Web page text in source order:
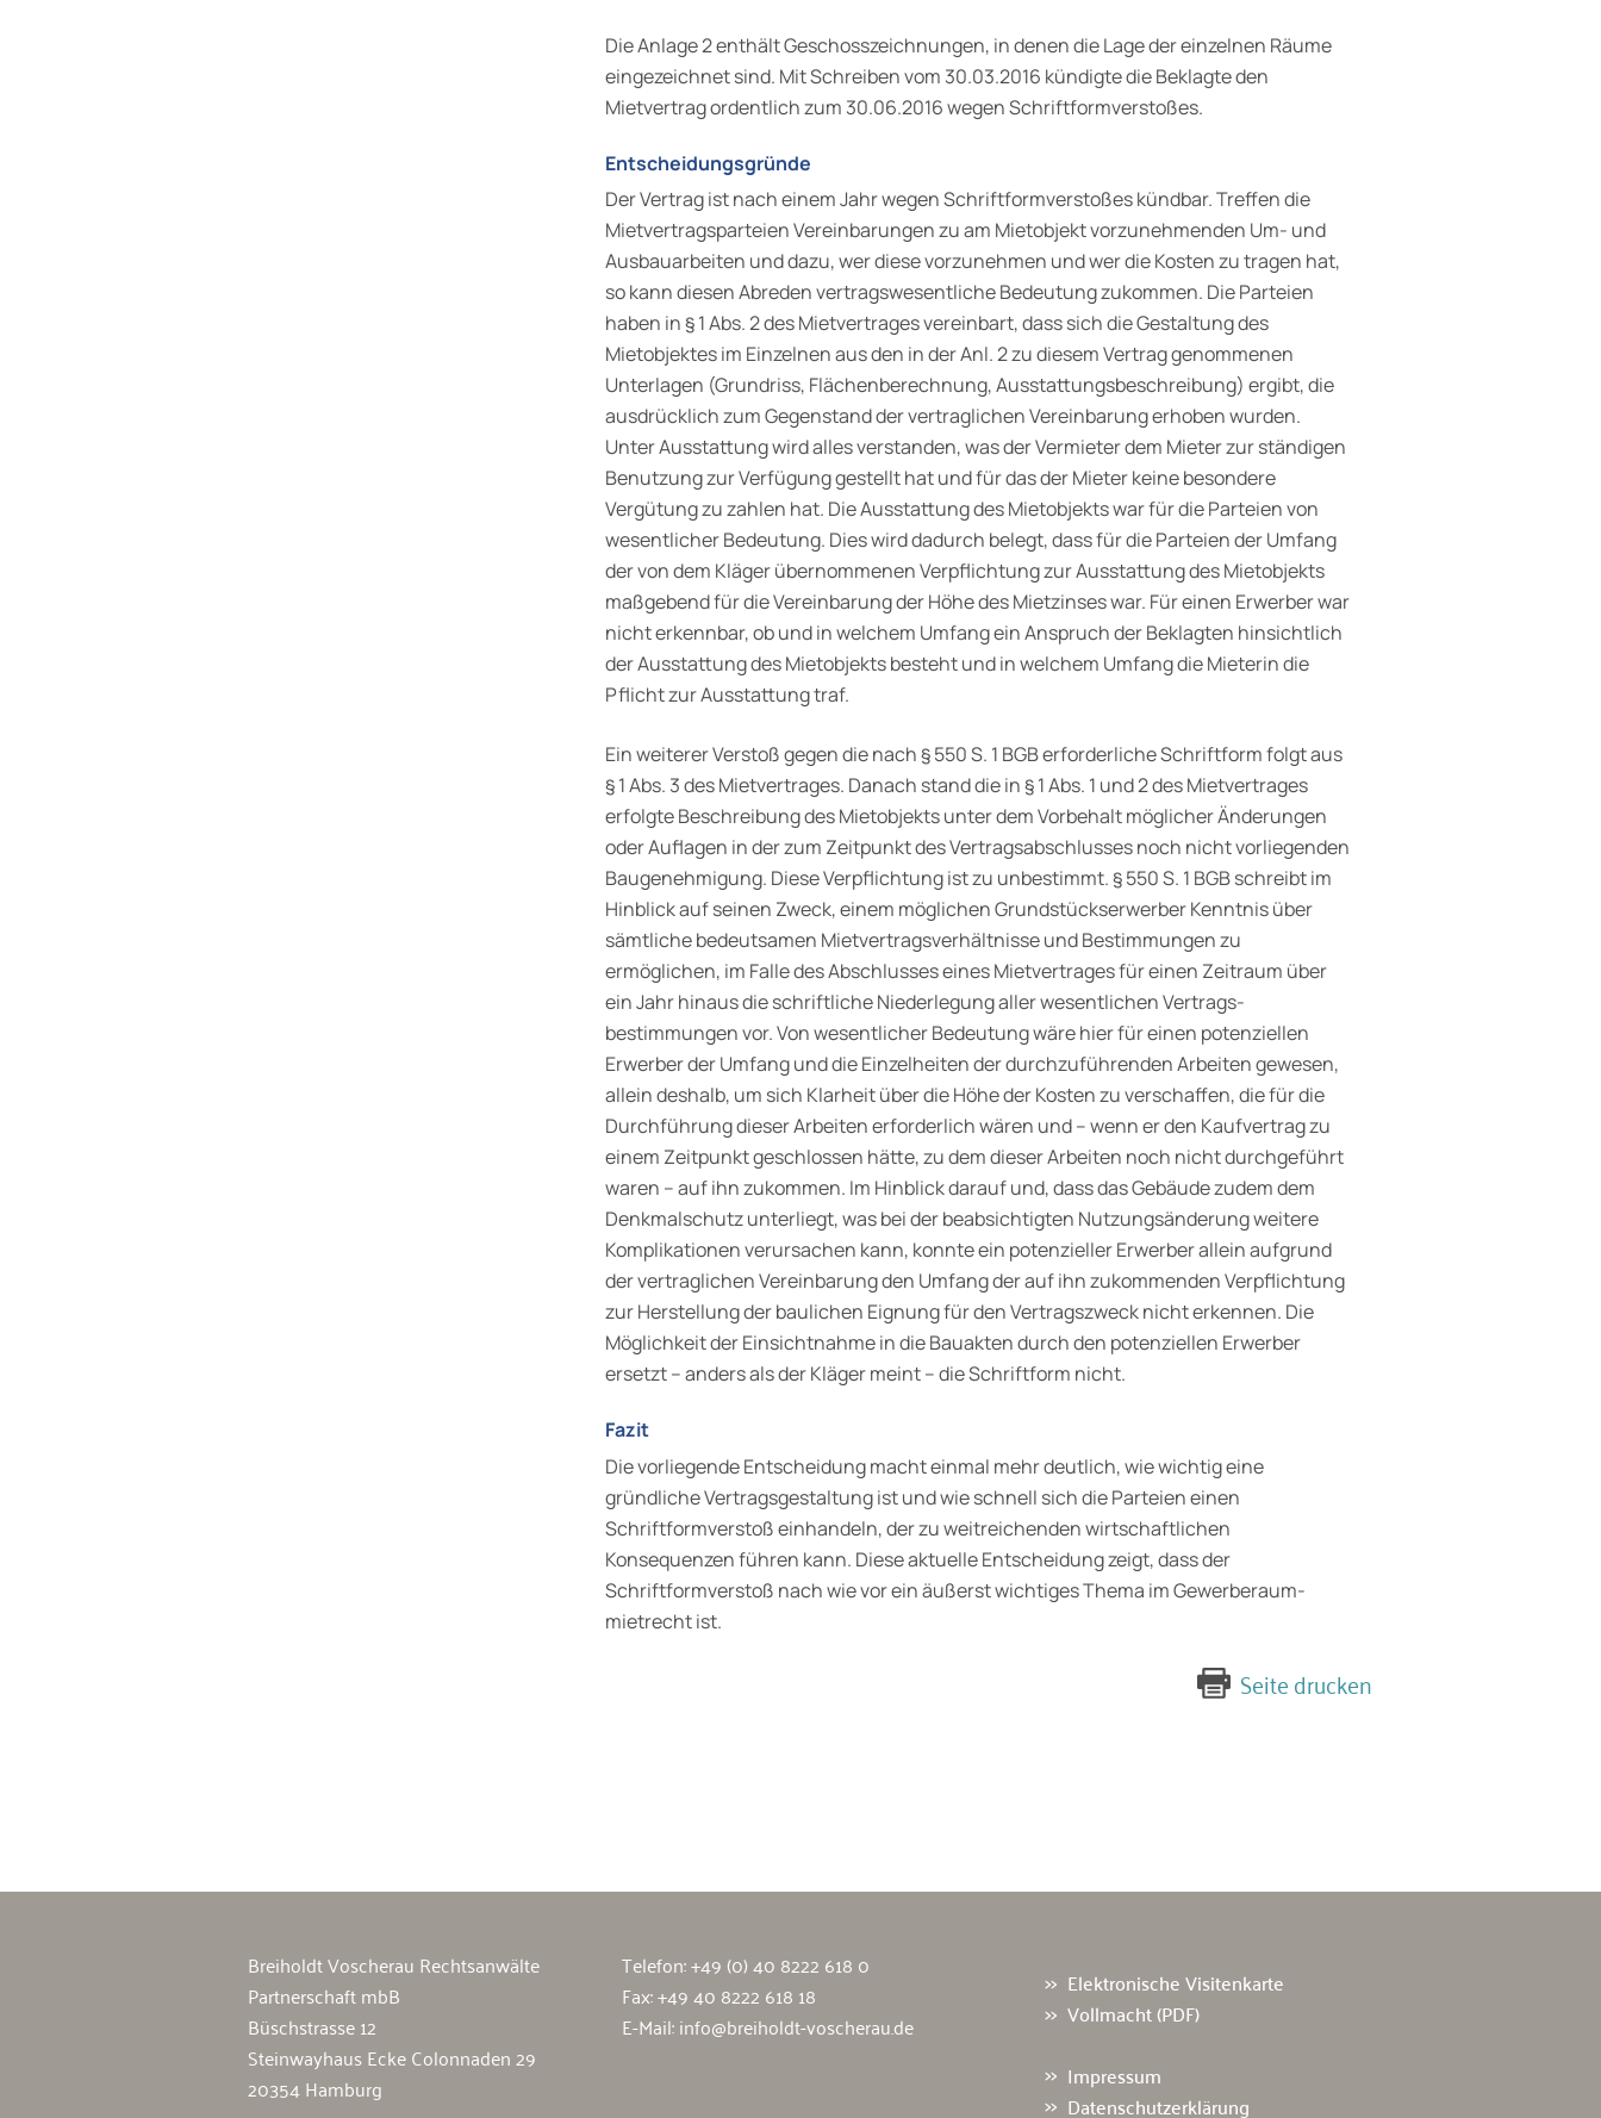
Die Anlage 2 enthält Geschosszeichnungen, in denen die Lage der einzelnen Räume
eingezeich­net sind. Mit Schreiben vom 30.03.2016 kündigte die Beklagte den
Mietvertrag ordentlich zum 30.06.2016 wegen Schriftformverstoßes.
Entscheidungsgründe
Der Vertrag ist nach einem Jahr wegen Schriftformverstoßes kündbar. Treffen die
Mietvertrags­parteien Vereinbarungen zu am Mietobjekt vorzunehmenden Um- und
Ausbauarbeiten und dazu, wer diese vorzunehmen und wer die Kosten zu tragen hat,
so kann diesen Abreden ver­tragswesentliche Bedeutung zukommen. Die Parteien
haben in § 1 Abs. 2 des Mietvertrages vereinbart, dass sich die Gestaltung des
Mietobjektes im Einzelnen aus den in der Anl. 2 zu diesem Vertrag genommenen
Unterlagen (Grundriss, Flächenberechnung, Ausstattungsbe­schreibung) ergibt, die
ausdrücklich zum Gegenstand der vertraglichen Vereinbarung erhoben wurden.
Unter Ausstattung wird alles verstanden, was der Vermieter dem Mieter zur ständigen
Benutzung zur Verfügung gestellt hat und für das der Mieter keine besondere
Vergütung zu zahlen hat. Die Ausstattung des Mietobjekts war für die Parteien von
wesentlicher Bedeutung. Dies wird dadurch belegt, dass für die Parteien der Umfang
der von dem Kläger übernommenen Verpflichtung zur Ausstattung des Mietobjekts
maßgebend für die Vereinbarung der Höhe des Mietzinses war. Für einen Erwerber war
nicht erkennbar, ob und in welchem Umfang ein Anspruch der Beklagten hinsichtlich
der Ausstattung des Mietobjekts besteht und in welchem Umfang die Mieterin die
Pflicht zur Ausstattung traf.
Ein weiterer Verstoß gegen die nach § 550 S. 1 BGB erforderliche Schriftform folgt aus
§ 1 Abs. 3 des Mietvertrages. Danach stand die in § 1 Abs. 1 und 2 des Mietvertrages
erfolgte Beschreibung des Mietobjekts unter dem Vorbehalt möglicher Änderungen
oder Auflagen in der zum Zeitpunkt des Vertragsabschlusses noch nicht vorliegenden
Baugenehmigung. Diese Ver­pflichtung ist zu unbestimmt. § 550 S. 1 BGB schreibt im
Hinblick auf seinen Zweck, einem möglichen Grundstückserwerber Kenntnis über
sämtliche bedeutsamen Mietvertragsverhält­nisse und Bestimmungen zu
ermöglichen, im Falle des Abschlusses eines Mietvertrages für einen Zeitraum über
ein Jahr hinaus die schriftliche Niederlegung aller wesentlichen Vertrags­
bestimmungen vor. Von wesentlicher Bedeutung wäre hier für einen potenziellen
Erwerber der Umfang und die Einzelheiten der durchzuführenden Arbeiten gewesen,
allein deshalb, um sich Klarheit über die Höhe der Kosten zu verschaffen, die für die
Durchführung dieser Arbeiten erforderlich wären und – wenn er den Kaufvertrag zu
einem Zeitpunkt geschlossen hätte, zu dem dieser Arbeiten noch nicht durchgeführt
waren – auf ihn zukommen. Im Hinblick darauf und, dass das Gebäude zudem dem
Denkmalschutz unterliegt, was bei der beabsichtigten Nutzungsänderung weitere
Komplikationen verursachen kann, konnte ein potenzieller Erwerber allein aufgrund
der vertraglichen Vereinbarung den Umfang der auf ihn zukommenden Ver­pflichtung
zur Herstellung der baulichen Eignung für den Vertragszweck nicht erkennen. Die
Möglichkeit der Einsichtnahme in die Bauakten durch den potenziellen Erwerber
ersetzt – anders als der Kläger meint – die Schriftform nicht.
Fazit
Die vorliegende Entscheidung macht einmal mehr deutlich, wie wichtig eine
gründliche Ver­tragsgestaltung ist und wie schnell sich die Parteien einen
Schriftformverstoß einhandeln, der zu weitreichenden wirtschaftlichen
Konsequenzen führen kann. Diese aktuelle Entscheidung zeigt, dass der
Schriftformverstoß nach wie vor ein äußerst wichtiges Thema im Gewerberaum­
mietrecht ist.
Seite drucken
Breiholdt Voscherau Rechtsanwälte
Partnerschaft mbB
Büschstrasse 12
Steinwayhaus Ecke Colonnaden 29
20354 Hamburg
Telefon:+49 (0) 40 8222 618 0
Fax: +49 40 8222 618 18
E-Mail:info@breiholdt-voscherau.de
Elektronische Visitenkarte
Vollmacht (PDF)
Impressum
Datenschutzerklärung